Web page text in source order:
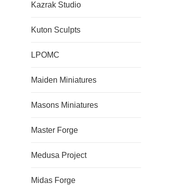
Kazrak Studio
Kuton Sculpts
LPOMC
Maiden Miniatures
Masons Miniatures
Master Forge
Medusa Project
Midas Forge